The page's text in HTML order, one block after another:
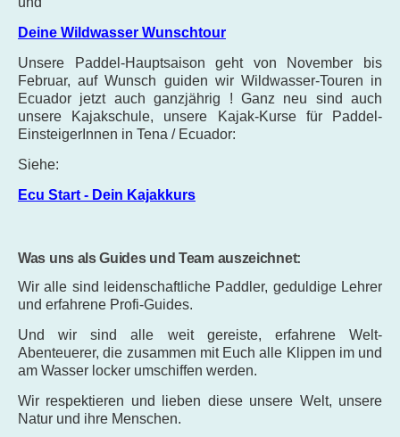
Deine Wildwasser Wunschtour
Unsere Paddel-Hauptsaison geht von November bis
Februar, auf Wunsch guiden wir Wildwasser-Touren in
Ecuador jetzt auch ganzjährig ! Ganz neu sind auch
unsere Kajakschule, unsere Kajak-Kurse für Paddel-
EinsteigerInnen in Tena / Ecuador:
Siehe:
Ecu Start - Dein Kajakkurs
Was uns als Guides und Team auszeichnet:
Wir alle sind leidenschaftliche Paddler, geduldige Lehrer
und erfahrene Profi-Guides.
Und wir sind alle weit gereiste, erfahrene Welt-
Abenteuerer, die zusammen mit Euch alle Klippen im und
am Wasser locker umschiffen werden.
Wir respektieren und lieben diese unsere Welt, unsere
Natur und ihre Menschen.